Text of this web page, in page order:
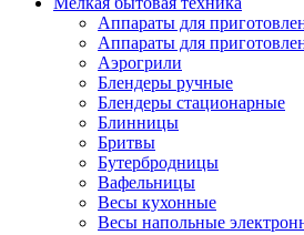
Аппараты для
Аппараты для
Аэрогрили
Блендеры ручные
Блендеры стационарные
Блинницы
Бритвы
Бутербродницы
Вафельницы
Весы кухонные
Весы напольные